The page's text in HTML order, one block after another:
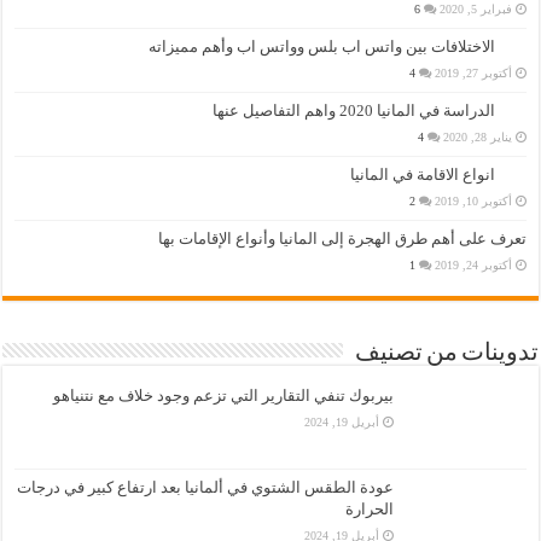
فبراير 5, 2020 6
الاختلافات بين واتس اب بلس وواتس اب وأهم مميزاته
أكتوبر 27, 2019 4
الدراسة في المانيا 2020 واهم التفاصيل عنها
يناير 28, 2020 4
انواع الاقامة في المانيا
أكتوبر 10, 2019 2
تعرف على أهم طرق الهجرة إلى المانيا وأنواع الإقامات بها
أكتوبر 24, 2019 1
تدوينات من تصنيف
بيربوك تنفي التقارير التي تزعم وجود خلاف مع نتنياهو
أبريل 19, 2024
عودة الطقس الشتوي في ألمانيا بعد ارتفاع كبير في درجات
الحرارة
أبريل 19, 2024